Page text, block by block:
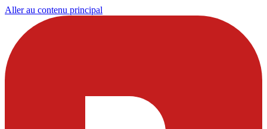
Aller au contenu principal